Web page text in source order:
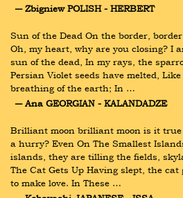
― Zbigniew POLISH - HERBERT
Sun of the Dead On the border,
Oh, my heart, why are you closing? I
sun of the dead, In my rays, the
Persian Violet seeds have melted,
breathing of the earth; In …
― Ana GEORGIAN - KALANDADZE
Brilliant moon brilliant moon is it
a hurry? Even On The Smallest
islands, they are tilling the fields,
The Cat Gets Up Having slept, the cat
to make love. In These …